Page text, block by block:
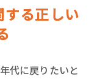
る正しい
代に戻りたいと